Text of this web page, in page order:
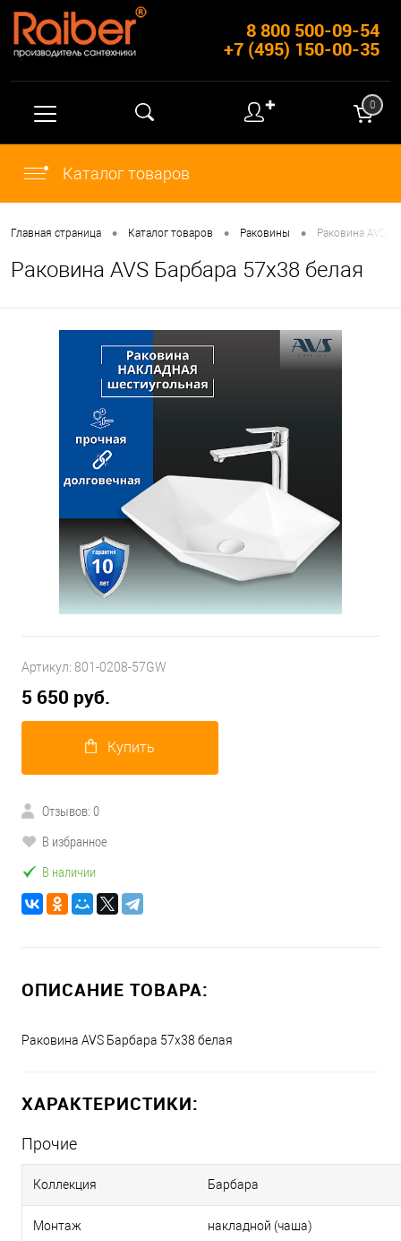
8 800 500-09-54
+7 (495) 150-00-35
✚ 0
Каталог товаров
Главная страница • Каталог товаров • Раковины • Раковина AVS
Раковина AVS Барбара 57х38 белая
Артикул: 801-0208-57GW
5 650 руб.
Купить
Отзывов: 0
В избранное
В наличии
ОПИСАНИЕ ТОВАРА:
Раковина AVS Барбара 57х38 белая
ХАРАКТЕРИСТИКИ:
Прочие
Коллекция Барбара
Монтаж накладной (чаша)